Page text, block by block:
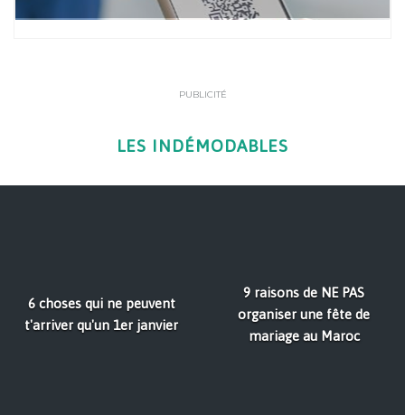
PUBLICITÉ
LES INDÉMODABLES
6 choses qui ne peuvent
t'arriver qu'un 1er janvier
9 raisons de NE PAS
organiser une fête de
mariage au Maroc